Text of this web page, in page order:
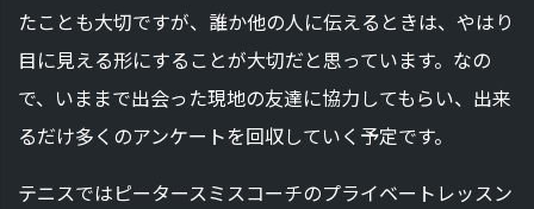
たことも大切ですが、誰か他の人に伝えるときは、やはり
目に見える形にすることが大切だと思っています。なの
で、いままで出会った現地の友達に協力してもらい、出来
るだけ多くのアンケートを回収していく予定です。
テニスではピータースミスコーチのプライベートレッスン